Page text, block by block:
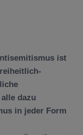
ist
dazu
in jeder Form